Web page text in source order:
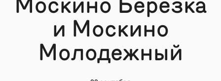
и Москино
Молодежный